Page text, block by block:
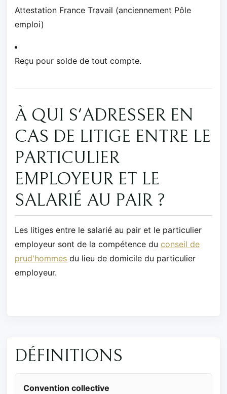
Attestation France Travail (anciennement Pôle
emploi)
Reçu pour solde de tout compte.
À QUI S'ADRESSER EN
CAS DE LITIGE ENTRE LE
PARTICULIER
EMPLOYEUR ET LE
SALARIÉ AU PAIR ?
Les litiges entre le salarié au pair et le particulier
employeur sont de la compétence du conseil de
prud'hommes du lieu de domicile du particulier
employeur.
DÉFINITIONS
Convention collective